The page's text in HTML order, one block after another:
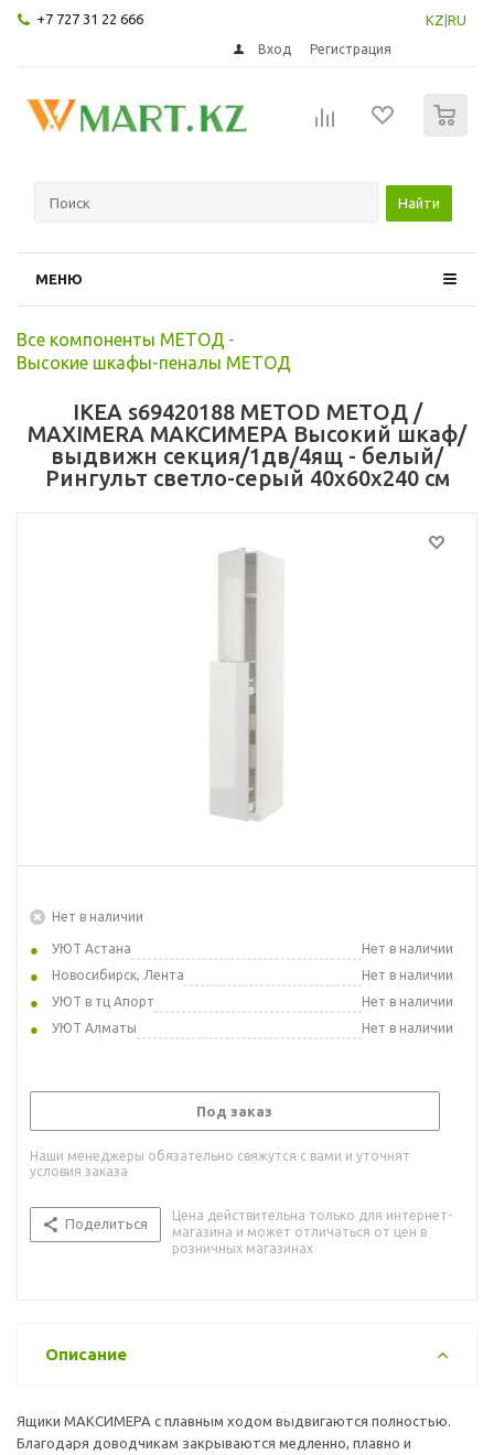
+7 727 31 22 666 KZ RU
Вход Регистрация
Найти
МЕНЮ
Все компоненты МЕТОД -
Высокие шкафы-пеналы МЕТОД
IKEA s69420188 METOD МЕТОД /
MAXIMERA МАКСИМЕРА Высокий шкаф/
выдвижн секция/1дв/4ящ - белый/
Рингульт светло-серый 40x60x240 см
Нет в наличии
УЮТ Астана
Нет в наличии
Новосибирск, Лента
Нет в наличии
УЮТ в тц Апорт
Нет в наличии
УЮТ Алматы
Нет в наличии
Под заказ
Наши менеджеры обязательно свяжутся с вами и уточнят
условия заказа
Поделиться
Цена действительна только для интернет-
магазина и может отличаться от цен в
розничных магазинах
Описание
Ящики МАКСИМЕРА с плавным ходом выдвигаются полностью.
Благодаря доводчикам закрываются медленно, плавно и